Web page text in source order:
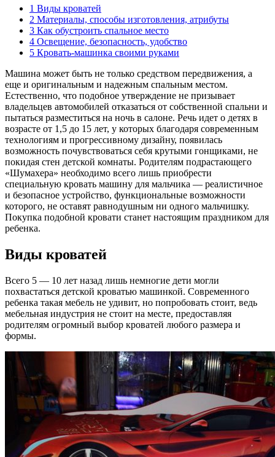
1 Виды кроватей
2 Материалы, способы изготовления, атрибуты
3 Как обустроить спальное место
4 Освещение, безопасность, удобство
5 Кровать-машинка своими руками
Машина может быть не только средством передвижения, а
еще и оригинальным и надежным спальным местом.
Естественно, что подобное утверждение не призывает
владельцев автомобилей отказаться от собственной спальни и
пытаться разместиться на ночь в салоне. Речь идет о детях в
возрасте от 1,5 до 15 лет, у которых благодаря современным
технологиям и прогрессивному дизайну, появилась
возможность почувствоваться себя крутыми гонщиками, не
покидая стен детской комнаты. Родителям подрастающего
«Шумахера» необходимо всего лишь приобрести
специальную кровать машину для мальчика — реалистичное
и безопасное устройство, функциональные возможности
которого, не оставят равнодушным ни одного мальчишку.
Покупка подобной кровати станет настоящим праздником для
ребенка.
Виды кроватей
Всего 5 — 10 лет назад лишь немногие дети могли
похвастаться детской кроватью машинкой. Современного
ребенка такая мебель не удивит, но попробовать стоит, ведь
мебельная индустрия не стоит на месте, предоставляя
родителям огромный выбор кроватей любого размера и
формы.